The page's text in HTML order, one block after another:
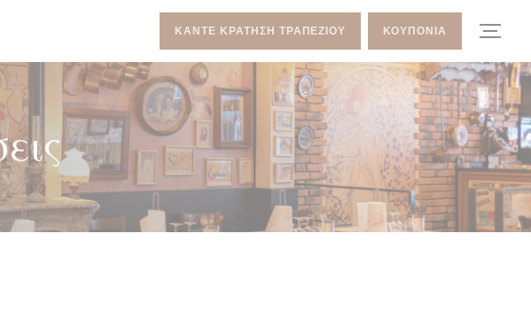
ΚΆΝΤΕ ΚΡΆΤΗΣΗ ΤΡΑΠΕΖΙΟΎ ΚΟΥΠΌΝΙΑ